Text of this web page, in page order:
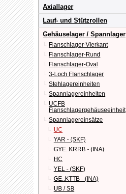
Axiallager
Lauf- und Stützrollen
Gehäuselager / Spannlager
Flanschlager-Vierkant
Flanschlager-Rund
Flanschlager-Oval
3-Loch Flanschlager
Stehlagereinheiten
Spannlagereinheiten
UCFB
Flanschlagergehäuseeinheit
Spannlagereinsätze
UC
YAR - (SKF)
GYE..KRRB - (INA)
HC
YEL - (SKF)
GE..KTTB - (INA)
UB / SB